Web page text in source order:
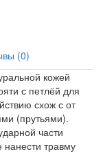
(0)
кожей
с петлёй для
схож с от
(прутьями).
части
нанести травму